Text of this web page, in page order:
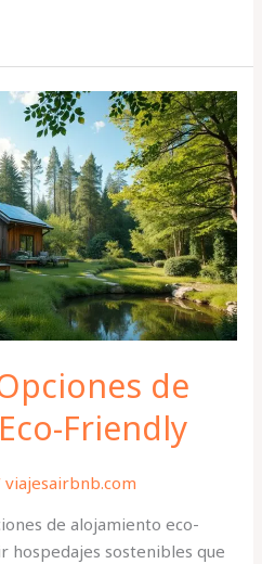
de
Friendly
viajesairbnb.com
de alojamiento eco-
sostenibles que